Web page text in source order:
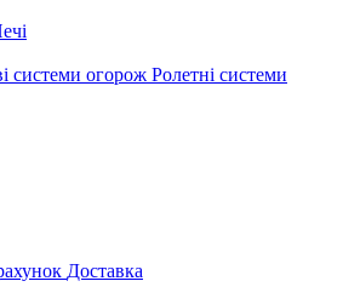
системи огорож Ролетні системи
Доставка